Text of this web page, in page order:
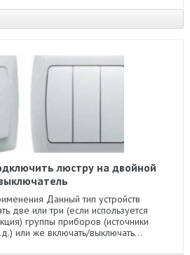
люстру на двойной
Данный тип устройств
две или три (если используется
группы приборов (источники
или же включать/выключать...